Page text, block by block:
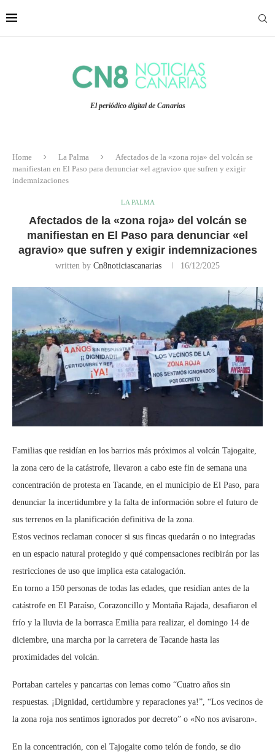
El periódico digital de Canarias
Home La Palma
Afectados de la «zona roja» del volcán se
manifiestan en El Paso para denunciar «el agravio» que sufren y exigir
indemnizaciones
LA PALMA
Afectados de la «zona roja» del volcán se
manifiestan en El Paso para denunciar «el
agravio» que sufren y exigir indemnizaciones
written by Cn8noticiascanarias 16/12/2025
Familias que residían en los barrios más próximos al volcán Tajogaite,
la zona cero de la catástrofe, llevaron a cabo este fin de semana una
concentración de protesta en Tacande, en el municipio de El Paso, para
denunciar la incertidumbre y la falta de información sobre el futuro de
sus terrenos en la planificación definitiva de la zona.
Estos vecinos reclaman conocer si sus fincas quedarán o no integradas
en un espacio natural protegido y qué compensaciones recibirán por las
restricciones de uso que implica esta catalogación.
En torno a 150 personas de todas las edades, que residían antes de la
catástrofe en El Paraíso, Corazoncillo y Montaña Rajada, desafiaron el
frío y la lluvia de la borrasca Emilia para realizar, el domingo 14 de
diciembre, una marcha por la carretera de Tacande hasta las
proximidades del volcán.
Portaban carteles y pancartas con lemas como “Cuatro años sin
respuestas. ¡Dignidad, certidumbre y reparaciones ya!”, “Los vecinos de
la zona roja nos sentimos ignorados por decreto” o «No nos avisaron».
En la concentración, con el Tajogaite como telón de fondo, se dio